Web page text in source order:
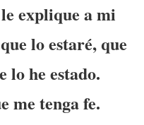
explique a mi
lo estaré, que
lo he estado.
me tenga fe.